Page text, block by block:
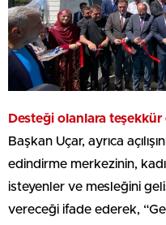
Desteği olanlara teşekkür
Başkan Uçar, ayrıca
edindirme merkezinin,
isteyenler ve mesleğini
vereceği ifade ederek,